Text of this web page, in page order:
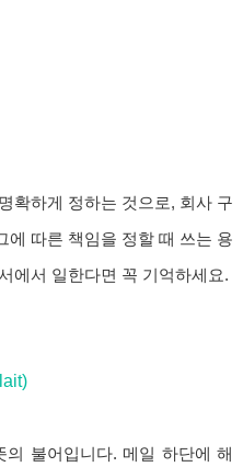
확하게 정하는 것으로, 회사 구
에 따른 책임을 정할 때 쓰는 용
에서 일한다면 꼭 기억하세요.
의 불어입니다. 메일 하단에 해